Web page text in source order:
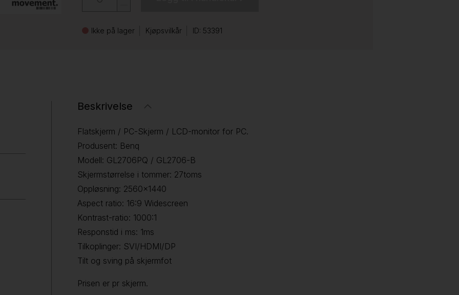
Ikke på lager Kjøpsvilkår ID: 53391
Beskrivelse
Flatskjerm / PC-Skjerm / LCD-monitor for PC.
Produsent: Benq
Modell: GL2706PQ / GL2706-B
Skjermstørrelse i tommer: 27toms
Oppløsning: 2560x1440
Aspect ratio: 16:9 Widescreen
Kontrast-ratio: 1000:1
Responstid i ms: 1ms
Tilkoplinger: SVI/HDMI/DP
Tilt og sving på skjermfot
Prisen er pr skjerm.